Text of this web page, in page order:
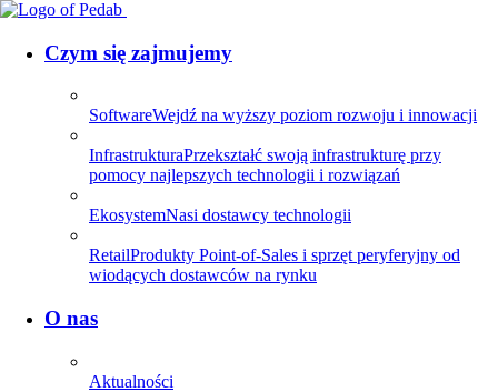
Czym się zajmujemy
SoftwareWejdź na wyższy poziom rozwoju i innowacji
InfrastrukturaPrzekształć swoją infrastrukturę przy
pomocy najlepszych technologii i rozwiązań
EkosystemNasi dostawcy technologii
RetailProdukty Point-of-Sales i sprzęt peryferyjny od
wiodących dostawców na rynku
O nas
Aktualności